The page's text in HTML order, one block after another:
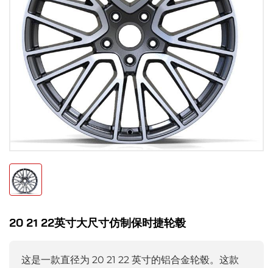
20 21 22英寸大尺寸仿制保时捷轮毂
这是一款直径为 20 21 22 英寸的铝合金轮毂。这款